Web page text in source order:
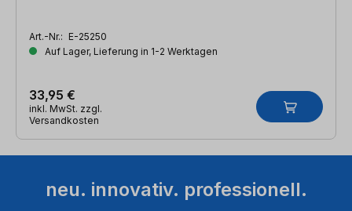
Art.-Nr.: E-25250
Auf Lager, Lieferung in 1-2 Werktagen
33,95 €
inkl. MwSt. zzgl.
Versandkosten
neu. innovativ. professionell.